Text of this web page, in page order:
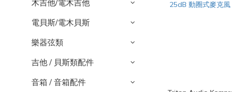
木吉他/電木吉他
電貝斯/電木貝斯
樂器弦類
吉他 / 貝斯類配件
音箱 / 音箱配件